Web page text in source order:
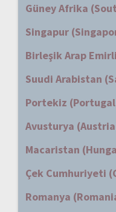
Güney Afrika
Singapur
Birleşik Arap
Suudi Arabistan
Portekiz
Avusturya
Macaristan
Çek Cumhuriyeti
Romanya